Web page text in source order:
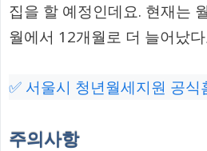
집을 할 예정인데요. 현재는
월에서 12개월로 더 늘어났
✅ 서울시 청년월세지원 공식
주의사항